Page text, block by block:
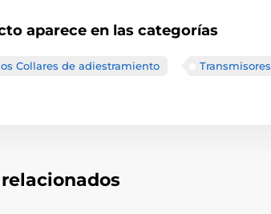
aparece en las categorías
Collares de adiestramiento Transmisores